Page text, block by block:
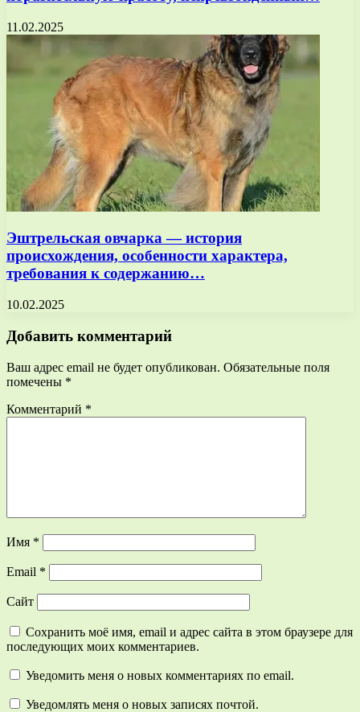
11.02.2025
Эштрельская овчарка — история
происхождения, особенности характера,
требования к содержанию…
10.02.2025
Добавить комментарий
Ваш адрес email не будет опубликован. Обязательные поля
помечены *
Комментарий *
Имя *
Email *
Сайт
Сохранить моё имя, email и адрес сайта в этом браузере для
последующих моих комментариев.
Уведомить меня о новых комментариях по email.
Уведомлять меня о новых записях почтой.